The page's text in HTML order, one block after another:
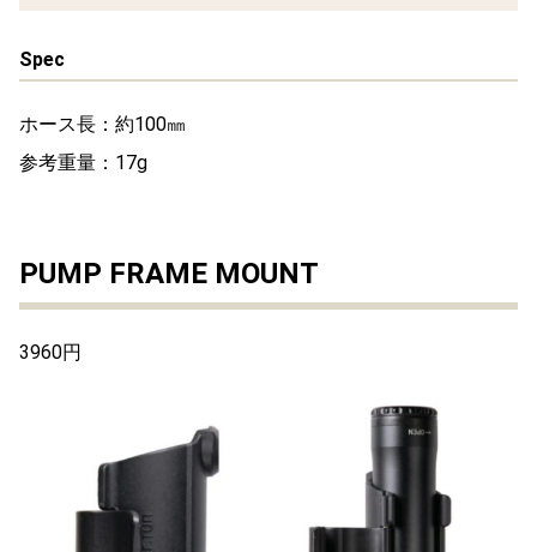
Spec
ホース長：約100㎜
参考重量：17g
PUMP FRAME MOUNT
3960円